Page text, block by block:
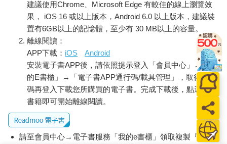
建議使用Chrome、Microsoft Edge 有較佳的線上瀏覽效
果， iOS 16 或以上版本，Android 6.0 以上版本，建議裝
置有6GB以上的記憶體，至少有 30 MB以上的容量。
離線閱讀：
APP下載： iOS
Android
安裝電子書APP後，請依照提示登入「會員中心」→「我
的E書櫃」→「電子書APP通行碼/載具管理」，取得通行
碼再登入下載您所購買的電子書。完成下載後，點選任一
書籍即可開始離線閱讀。
請至會員中心→電子書服務「我的e書櫃」領取複製『兌換